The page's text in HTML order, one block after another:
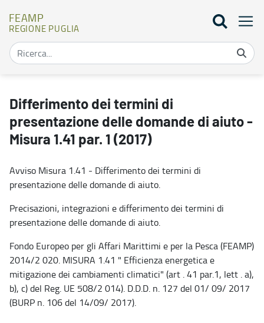
FEAMP
REGIONE PUGLIA
Differimento dei termini di
presentazione delle domande di aiuto -
Misura 1.41 par. 1 (2017)
Avviso Misura 1.41 - Differimento dei termini di
presentazione delle domande di aiuto.
Precisazioni, integrazioni e differimento dei termini di
presentazione delle domande di aiuto.
Fondo Europeo per gli Affari Marittimi e per la Pesca (FEAMP)
2014/2 020. MISURA 1.41 " Efficienza energetica e
mitigazione dei cambiamenti climatici" (art . 41 par.1, lett . a),
b), c) del Reg. UE 508/2 014). D.D.D. n. 127 del 01/ 09/ 2017
(BURP n. 106 del 14/09/ 2017).